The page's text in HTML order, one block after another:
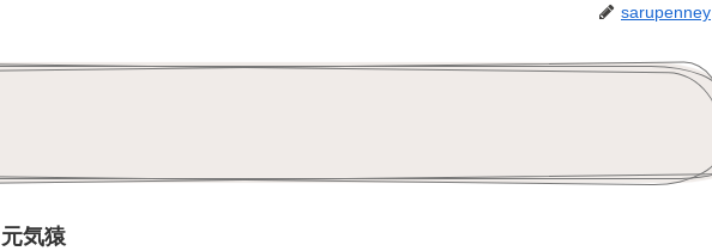
sarupenney
元気猿